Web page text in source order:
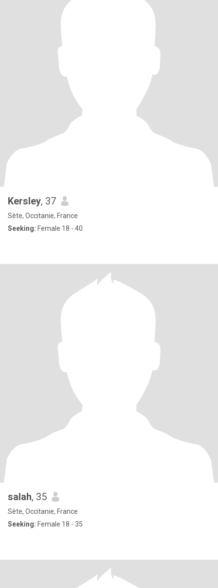
Kersley, 37
Sète, Occitanie, France
Seeking: Female 18 - 40
salah, 35
Sète, Occitanie, France
Seeking: Female 18 - 35